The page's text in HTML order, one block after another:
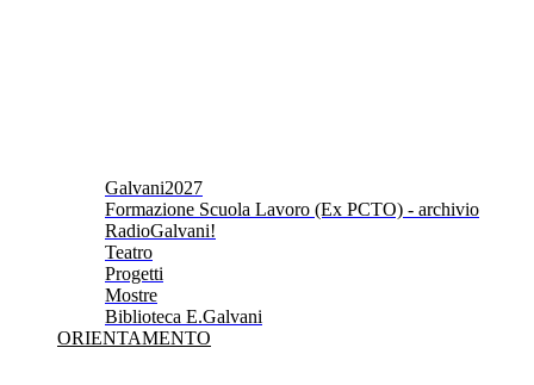
Galvani2027
Formazione Scuola Lavoro (Ex PCTO) - archivio
RadioGalvani!
Teatro
Progetti
Mostre
Biblioteca E.Galvani
ORIENTAMENTO